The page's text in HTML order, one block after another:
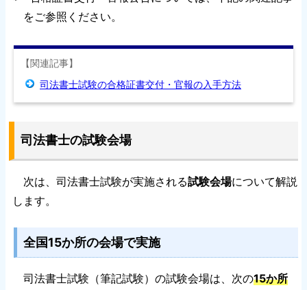
をご参照ください。
【関連記事】
司法書士試験の合格証書交付・官報の入手方法
司法書士の試験会場
次は、司法書士試験が実施される試験会場について解説
します。
全国15か所の会場で実施
司法書士試験（筆記試験）の試験会場は、次の15か所